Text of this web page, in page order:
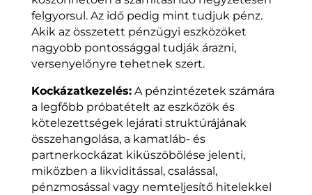
felgyorsul. Az idő pedig mint tudjuk pénz.
Akik az összetett pénzügyi eszközöket
nagyobb pontossággal tudják árazni,
versenyelőnyre tehetnek szert.
Kockázatkezelés:A pénzintézetek számára
a legfőbb próbatételt az eszközök és
kötelezettségek lejárati struktúrájának
összehangolása, a kamatláb- és
partnerkockázat kiküszöbölése jelenti,
miközben a likviditással, csalással,
pénzmosással vagy nemteljesítő hitelekkel